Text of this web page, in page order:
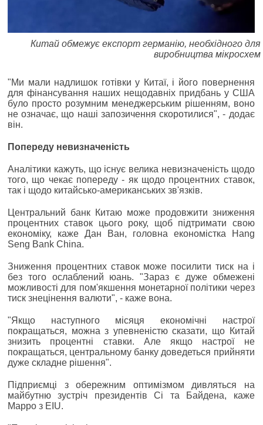
Китай обмежує експорт германію, необхідного для
виробництва мікросхем
"Ми мали надлишок готівки у Китаї, і його повернення
для фінансування наших нещодавніх придбань у США
було просто розумним менеджерським рішенням, воно
не означає, що наші запозичення скоротилися", - додає
він.
Попереду невизначеність
Аналітики кажуть, що існує велика невизначеність щодо
того, що чекає попереду - як щодо процентних ставок,
так і щодо китайсько-американських зв'язків.
Центральний банк Китаю може продовжити зниження
процентних ставок цього року, щоб підтримати свою
економіку, каже Дан Ван, головна економістка Hang
Seng Bank China.
Зниження процентних ставок може посилити тиск на і
без того ослаблений юань. "Зараз є дуже обмежені
можливості для пом'якшення монетарної політики через
тиск знецінення валюти", - каже вона.
"Якщо наступного місяця економічні настрої
покращаться, можна з упевненістю сказати, що Китай
знизить процентні ставки. Але якщо настрої не
покращаться, центральному банку доведеться прийняти
дуже складне рішення".
Підприємці з обережним оптимізмом дивляться на
майбутню зустріч президентів Сі та Байдена, каже
Марро з EIU.